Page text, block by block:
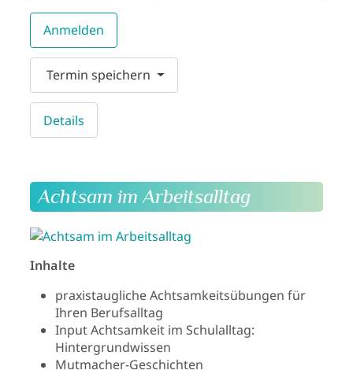
Anmelden
Termin speichern
Details
Achtsam im Arbeitsalltag
Inhalte
praxistaugliche Achtsamkeitsübungen für
Ihren Berufsalltag
Input Achtsamkeit im Schulalltag:
Hintergrundwissen
Mutmacher-Geschichten